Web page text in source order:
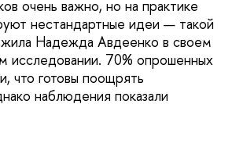
очень важно, но на практике
нестандартные идеи — такой
Надежда Авдеенко в своем
исследовании. 70% опрошенных
что готовы поощрять
наблюдения показали